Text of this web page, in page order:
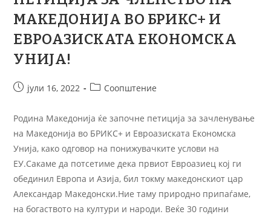
МАКЕДОНИЈА ВО БРИКС+ И
ЕВРОАЗИСКАТА ЕКОНОМСКА
УНИЈА!
јули 16, 2022 Соопштение
Родина Македонија ќе започне петиција за зачленување
на Македонија во БРИКС+ и Евроазиската Економска
Унија, како одговор на понижувачките услови на
ЕУ.Сакаме да потсетиме дека првиот Евроазиец кој ги
обединил Европа и Азија, бил токму македонскиот цар
Александар Македонски.Ние таму природно припаѓаме,
на богаството на култури и народи. Веќе 30 години